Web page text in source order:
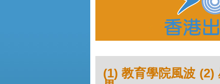
(1) 教育學院風波 (2)